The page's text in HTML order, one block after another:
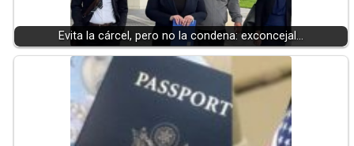
Evita la cárcel, pero no la condena: exconcejal…